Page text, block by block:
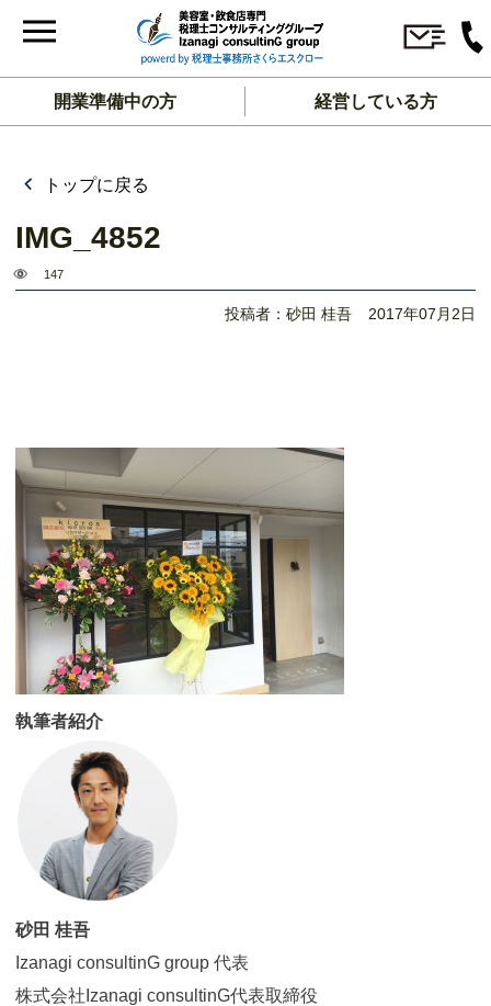
開業準備中の方 経営している方
トップに戻る
IMG_4852
147
投稿者：砂田 桂吾 2017年07月2日
執筆者紹介
砂田 桂吾
Izanagi consultinG group 代表
株式会社Izanagi consultinG代表取締役